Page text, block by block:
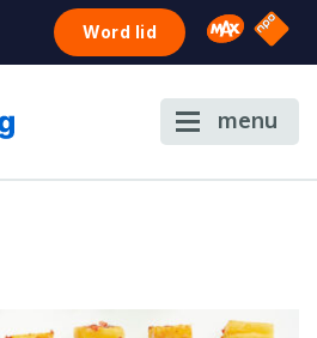
Word lid Omroep
NPO
menu